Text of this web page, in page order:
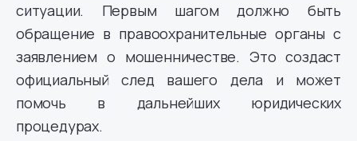
ситуации. Первым шагом должно быть
обращение в правоохранительные органы с
заявлением о мошенничестве. Это создаст
официальный след вашего дела и может
помочь в дальнейших юридических
процедурах.